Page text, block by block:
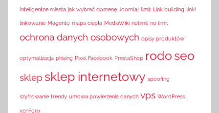
Inteligentne miasta jak wybrać domenę Joomla! limit Link building linki
linkowanie Magento mapa ciepła MediaWiki nolimit no limit
ochrona danych osobowych opisy produktów
optymalizacja phising Pixel Facebook PrestaShop rodo seo
sklep sklep internetowy spoofing
szyfrowanie trendy umowa powierzenia danych vps WordPress
xenForo